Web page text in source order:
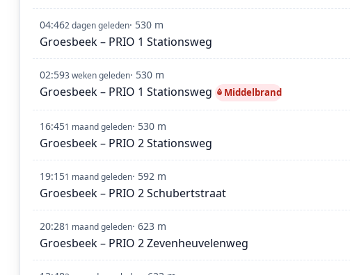
04:462 dagen geleden· 530 m
Groesbeek – PRIO 1 Stationsweg
02:593 weken geleden· 530 m
Groesbeek – PRIO 1 Stationsweg Middelbrand
16:451 maand geleden· 530 m
Groesbeek – PRIO 2 Stationsweg
19:151 maand geleden· 592 m
Groesbeek – PRIO 2 Schubertstraat
20:281 maand geleden· 623 m
Groesbeek – PRIO 2 Zevenheuvelenweg